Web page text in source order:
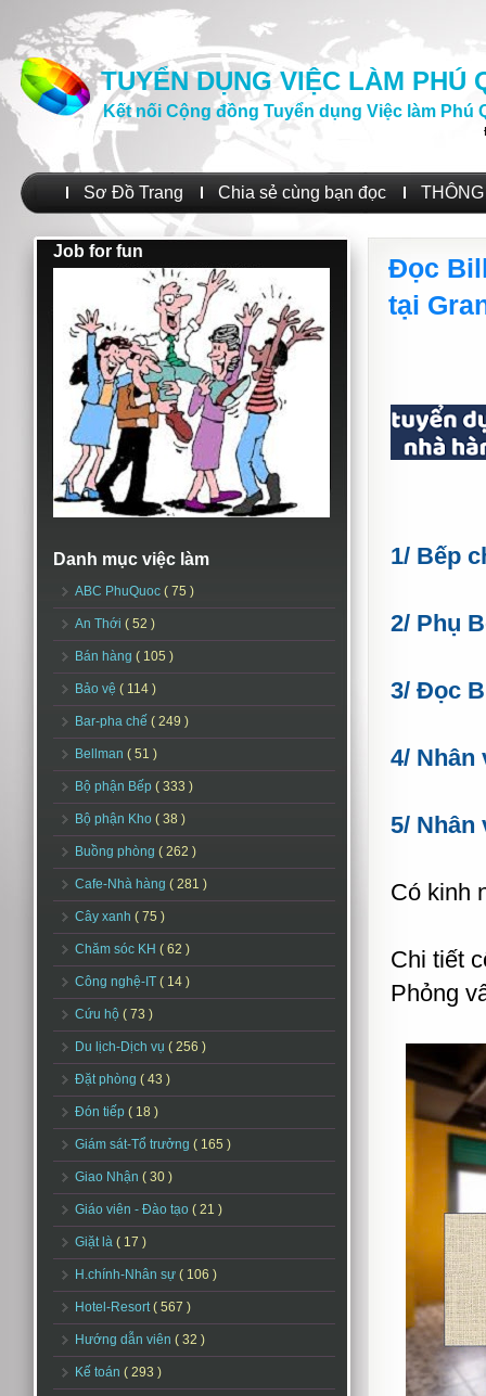
TUYỂN DỤNG VIỆC LÀM PHÚ
Kết nối Cộng đồng Tuyển dụng Việc làm Phú
Sơ Đồ Trang Chia sẻ cùng bạn đọc
Job for fun
Danh mục việc làm
ABC PhuQuoc ( 75 )
An Thới ( 52 )
Bán hàng ( 105 )
Bảo vệ ( 114 )
Bar-pha chế ( 249 )
Bellman ( 51 )
Bộ phận Bếp ( 333 )
Bộ phận Kho ( 38 )
Buồng phòng ( 262 )
Cafe-Nhà hàng ( 281 )
Cây xanh ( 75 )
Chăm sóc KH ( 62 )
Công nghệ-IT ( 14 )
Cứu hộ ( 73 )
Du lịch-Dịch vụ ( 256 )
Đặt phòng ( 43 )
Đón tiếp ( 18 )
Giám sát-Tổ trưởng ( 165 )
Giao Nhận ( 30 )
Giáo viên - Đào tạo ( 21 )
Giặt là ( 17 )
H.chính-Nhân sự ( 106 )
Hotel-Resort( 567 )
Hướng dẫn viên ( 32 )
Kế toán ( 293 )
Đọc
tại
1/ Bếp
2/ Phụ
3/ Đọc
4/ Nhân
5/ Nhân
Có kinh
Chi tiết
Phỏng